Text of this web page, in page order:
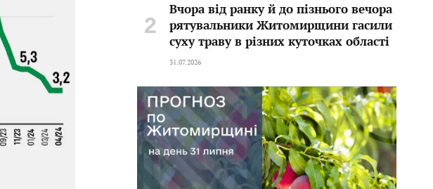
Вчора від ранку й до пізнього вечора
рятувальники Житомирщини гасили
суху траву в різних куточках області
31.07.2026